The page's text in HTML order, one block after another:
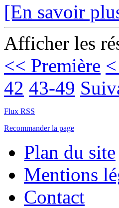
[En savoir
Afficher les
<< Première
42 43-49
Flux RSS
Recommander la page
Plan du site
Mentions
Contact